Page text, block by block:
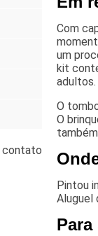
Com
um
kit
adultos.
O
O
Pintou
Aluguel